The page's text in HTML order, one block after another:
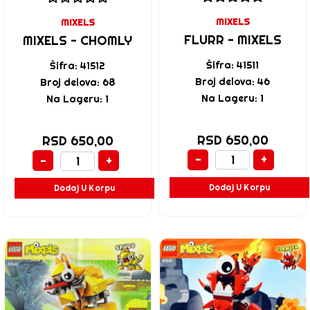
MIXELS
MIXELS - CHOMLY
Šifra: 41512
Broj delova: 68
Na Lageru: 1
RSD 650,00
-
+
Dodaj U Korpu
MIXELS
FLURR - MIXELS
Šifra: 41511
Broj delova: 46
Na Lageru: 1
RSD 650,00
-
+
Dodaj U Korpu